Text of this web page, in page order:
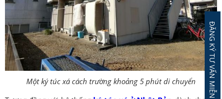
Một ký túc xá cách trường khoảng 5 phút di chuyển
ĐĂNG KÝ TƯ VẤN MIỄN PHÍ